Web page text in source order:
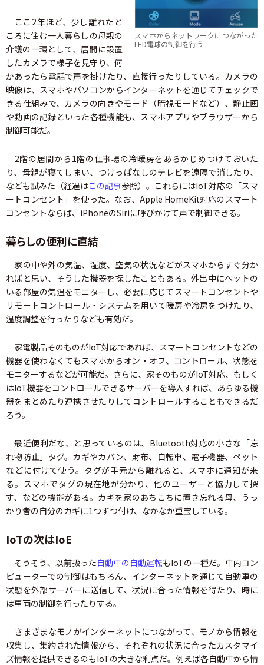
スマホからネットワークにつながった
LED電球の制御を行う
ここ2年ほど、少し離れたと
ころに住む一人暮らしの母親の
介護の一環として、居間に設置
したカメラで様子を見守り、何
かあったら電話で声を掛けたり、直接行ったりしている。カメラの
映像は、スマホやパソコンからインターネットを通じてチェックで
きる仕組みで、カメラの向きやモード（暗視モードなど）、静止画
や動画の記録といった各種機能も、スマホアプリやブラウザーから
制御可能だ。
2階の居間から1階の仕事場の冷暖房をあらかじめつけておいた
り、母親が寝てしまい、つけっぱなしのテレビを遠隔で消したり、
なども試みた（経過はこの記事参照）。これらにはIoT対応の「スマ
ートコンセント」を使った。なお、Apple HomeKit対応のスマート
コンセントならば、iPhoneのSiriに呼びかけて声で制御できる。
暮らしの便利に直結
家の中や外の気温、湿度、空気の状況などがスマホからすぐ分か
ればと思い、そうした機器を探したこともある。外出中にペットの
いる部屋の気温をモニターし、必要に応じてスマートコンセントや
リモートコントロール・システムを用いて暖房や冷房をつけたり、
温度調整を行ったりなども有効だ。
家電製品そのものがIoT対応であれば、スマートコンセントなどの
機器を使わなくてもスマホからオン・オフ、コントロール、状態を
モニターするなどが可能だ。さらに、家そのものがIoT対応、もしく
はIoT機器をコントロールできるサーバーを導入すれば、あらゆる機
器をまとめたり連携させたりしてコントロールすることもできるだ
ろう。
最近便利だな、と思っているのは、Bluetooth対応の小さな「忘
れ物防止」タグ。カギやカバン、財布、自転車、電子機器、ペット
などに付けて使う。タグが手元から離れると、スマホに通知が来
る。スマホでタグの現在地が分かり、他のユーザーと協力して探
す、などの機能がある。カギを家のあちこちに置き忘れる母、うっ
かり者の自分のカギに1つずつ付け、なかなか重宝している。
IoTの次はIoE
そうそう、以前扱った自動車の自動運転もIoTの一種だ。車内コン
ピューターでの制御はもちろん、インターネットを通じて自動車の
状態を外部サーバーに送信して、状況に合った情報を得たり、時に
は車両の制御を行ったりする。
さまざまなモノがインターネットにつながって、モノから情報を
収集し、集約された情報から、それぞれの状況に合ったカスタマイ
ズ情報を提供できるのもIoTの大きな利点だ。例えば各自動車から情